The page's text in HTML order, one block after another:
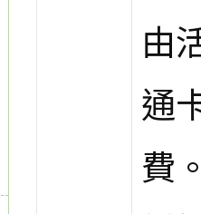
由
通
費。